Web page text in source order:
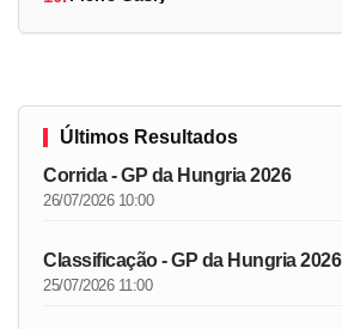
Últimos Resultados
Corrida - GP da Hungria 2026
26/07/2026 10:00
Classificação - GP da Hungria 2026
25/07/2026 11:00